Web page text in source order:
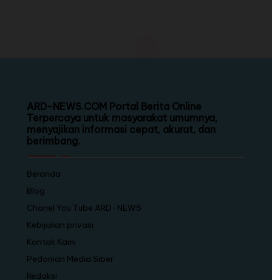
ARD-NEWS.COM Portal Berita Online
Terpercaya untuk masyarakat umumnya,
menyajikan informasi cepat, akurat, dan
berimbang.
Beranda
Blog
Chanel You Tube ARD-NEWS
Kebijakan privasi
Kontak Kami
Pedoman Media Siber
Redaksi